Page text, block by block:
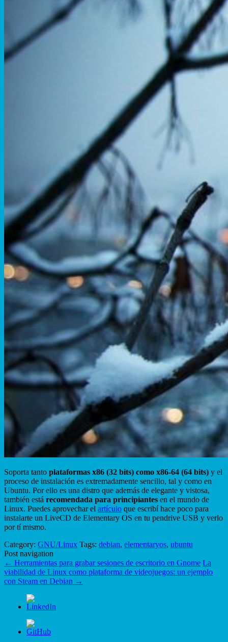
Soporta tanto plataformas x86 (32 bits) como x86-64 (64 bits) y el
proceso de instalación es extremadamente sencillo, tal y como en
Ubuntu. Por ello es una distro que además de elegante y vistosa,
también está recomendada para principiantes en el mundo de
Linux. Puedes aprovechar el artículo que escribí hace poco para
instalarte un LiveCD de Elementary OS en tu pendrive USB y verlo
por tí mismo.
Category: GNU/Linux Tags: debian, elementaryos, ubuntu
Post navigation
← Herramientas para grabar sesiones de escritorio en Gnome La
viabilidad de Linux como plataforma de videojuegos: un ejemplo
con Steam en Debian →